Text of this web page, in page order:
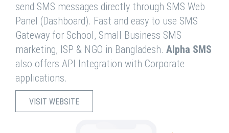
send SMS messages directly through SMS Web
Panel (Dashboard). Fast and easy to use SMS
Gateway for School, Small Business SMS
marketing, ISP & NGO in Bangladesh. Alpha SMS
also offers API Integration with Corporate
applications.
VISIT WEBSITE